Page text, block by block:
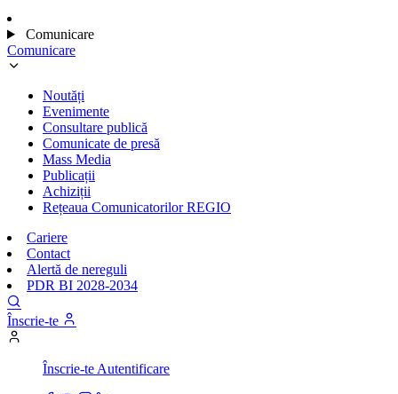
Comunicare
Comunicare
Noutăți
Evenimente
Consultare publică
Comunicate de presă
Mass Media
Publicații
Achiziții
Rețeaua Comunicatorilor REGIO
Cariere
Contact
Alertă de nereguli
PDR BI 2028-2034
Înscrie-te
Înscrie-te Autentificare